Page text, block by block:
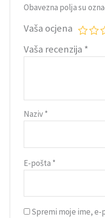
Obavezna polja su
Vaša ocjena
Vaša recenzija *
Naziv*
E-pošta *
Spremi moje ime,